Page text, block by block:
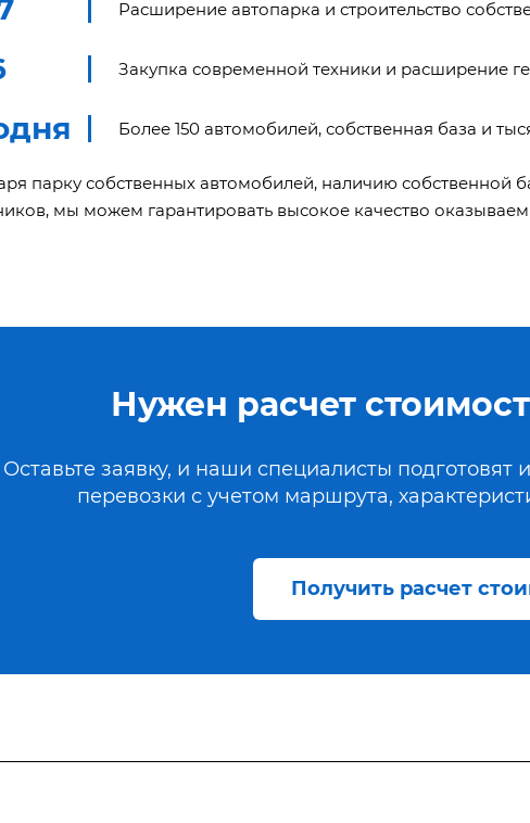
Расширение автопарка и строительство
Закупка современной техники и расширение
Более 150 автомобилей, собственная база и
парку собственных автомобилей, наличию собственной
мы можем гарантировать высокое качество
Нужен расчет
Оставьте заявку, и наши специалисты подготовят
перевозки с учетом маршрута,
Получить расчет